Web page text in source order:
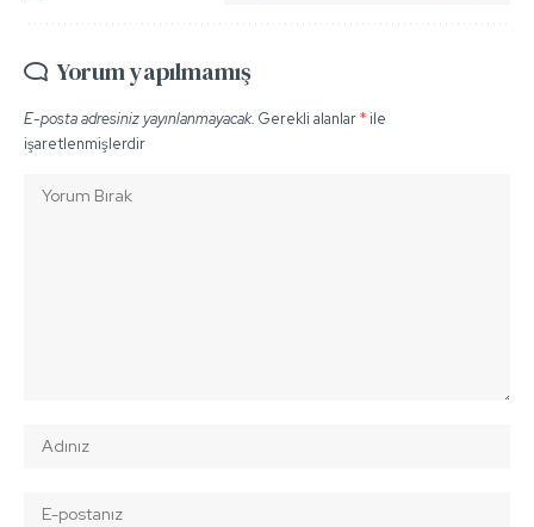
Yorum yapılmamış
E-posta adresiniz yayınlanmayacak. Gerekli alanlar*ile
işaretlenmişlerdir